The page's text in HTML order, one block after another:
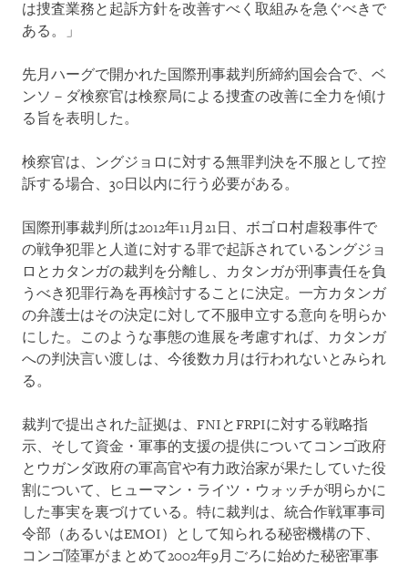
は捜査業務と起訴方針を改善すべく取組みを急ぐべきで
ある。」
先月ハーグで開かれた国際刑事裁判所締約国会合で、ベ
ンソ－ダ検察官は検察局による捜査の改善に全力を傾け
る旨を表明した。
検察官は、ングジョロに対する無罪判決を不服として控
訴する場合、30日以内に行う必要がある。
国際刑事裁判所は2012年11月21日、ボゴロ村虐殺事件で
の戦争犯罪と人道に対する罪で起訴されているングジョ
ロとカタンガの裁判を分離し、カタンガが刑事責任を負
うべき犯罪行為を再検討することに決定。一方カタンガ
の弁護士はその決定に対して不服申立する意向を明らか
にした。このような事態の進展を考慮すれば、カタンガ
への判決言い渡しは、今後数カ月は行われないとみられ
る。
裁判で提出された証拠は、FNIとFRPIに対する戦略指
示、そして資金・軍事的支援の提供についてコンゴ政府
とウガンダ政府の軍高官や有力政治家が果たしていた役
割について、ヒューマン・ライツ・ウォッチが明らかに
した事実を裏づけている。特に裁判は、統合作戦軍事司
令部（あるいはEMOI）として知られる秘密機構の下、
コンゴ陸軍がまとめて2002年9月ごろに始めた秘密軍事